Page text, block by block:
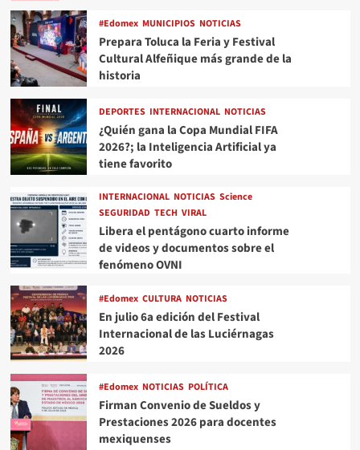
#Edomex MUNICIPIOS NOTICIAS
Prepara Toluca la Feria y Festival
Cultural Alfeñique más grande de la
historia
DEPORTES INTERNACIONAL NOTICIAS
¿Quién gana la Copa Mundial FIFA
2026?; la Inteligencia Artificial ya
tiene favorito
INTERNACIONAL NOTICIAS Science
SEGURIDAD TECH VIRAL
Libera el pentágono cuarto informe
de videos y documentos sobre el
fenómeno OVNI
#Edomex CULTURA NOTICIAS
En julio 6a edición del Festival
Internacional de las Luciérnagas
2026
#Edomex NOTICIAS POLÍTICA
Firman Convenio de Sueldos y
Prestaciones 2026 para docentes
mexiquenses